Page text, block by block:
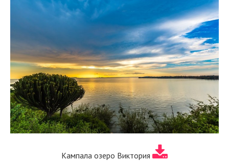
Кампала озеро Виктория